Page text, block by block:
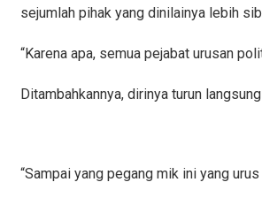
sejumlah pihak yang dinilainya lebih
“Karena apa, semua pejabat urusan
Ditambahkannya, dirinya turun
“Sampai yang pegang mik ini yang